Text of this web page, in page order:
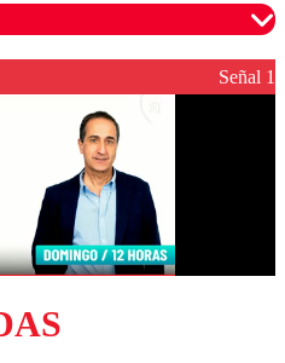
para garantizar un
respetuoso.
Señal 1